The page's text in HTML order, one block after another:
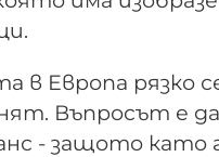
в Европа рязко
Въпросът е
- защото като